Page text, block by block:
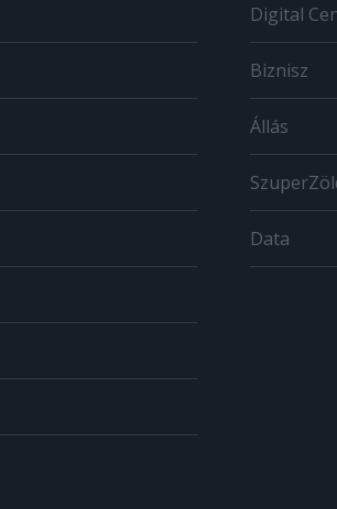
Digital
Biznisz
Állás
Data